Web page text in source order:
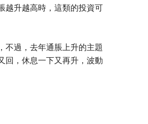
越升越高時，這類的投資可
不過，去年通脹上升的主題
回，休息一下又再升，波動